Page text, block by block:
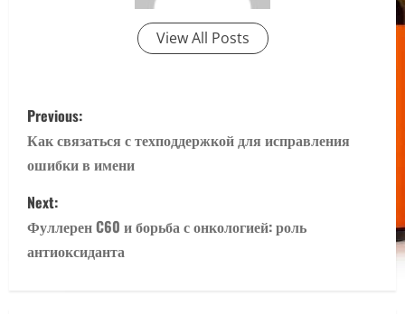
View All Posts
P
o
s
t
n
Previous:
Как связаться с техподдержкой для исправления
ошибки в имени
Next:
Фуллерен C60 и борьба с онкологией: роль
антиоксиданта